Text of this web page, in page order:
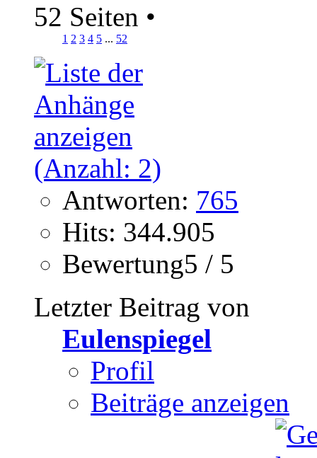
52 Seiten •
1 2 3 4 5 ... 52
Antworten: 765
Hits: 344.905
Bewertung5 / 5
Letzter Beitrag von
Eulenspiegel
Profil
Beiträge anzeigen